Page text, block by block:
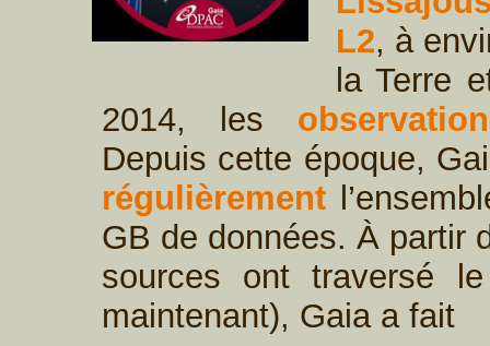
L2, à
la Terre
2014, les
Depuis cette époque,
régulièrement
GB de données. À partir
sources ont traversé
maintenant), Gaia a fait